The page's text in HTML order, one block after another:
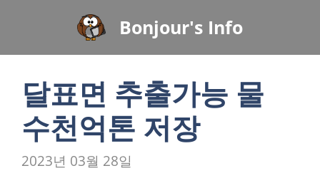
Bonjour's Info
달표면 추출가능 물
수천억톤 저장
2023년 03월 28일